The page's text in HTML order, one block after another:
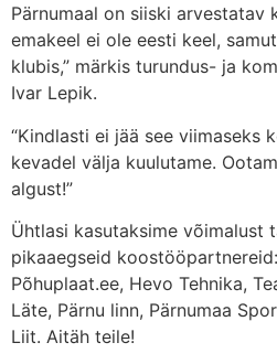
Pärnumaal on siiski arvestatav
emakeel ei ole eesti keel,
klubis,” märkis turundus- ja
Ivar Lepik.
“Kindlasti ei jää see viimaseks
kevadel välja kuulutame.
algust!”
Ühtlasi kasutaksime võimalust
pikaaegseid
Põhuplaat.ee, Hevo Tehnika,
Läte, Pärnu linn, Pärnumaa
Liit. Aitäh teile!